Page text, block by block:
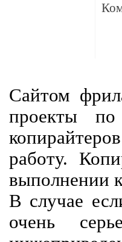
Сайтом
проекты
работу.
выполнении
В случае
очень